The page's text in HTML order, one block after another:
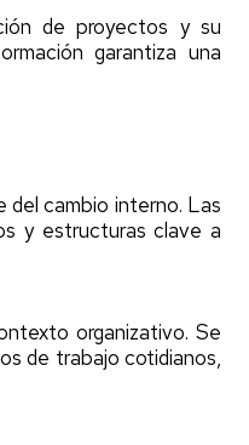
de proyectos y su
garantiza una
del cambio interno. Las
y estructuras clave a
organizativo. Se
de trabajo cotidianos,